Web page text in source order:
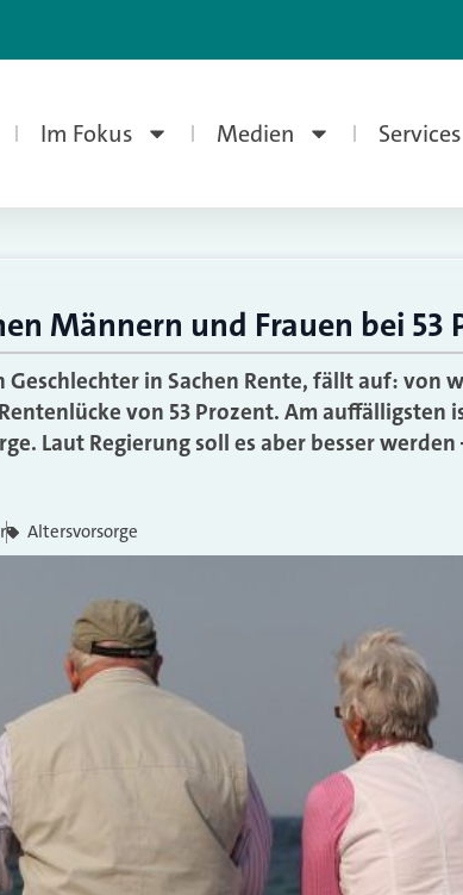
Im Fokus Medien Services
Männern und Frauen bei 53
in Sachen Rente, fällt auf: von
von 53 Prozent. Am auffälligsten
Laut Regierung soll es aber besser werden
Altersvorsorge